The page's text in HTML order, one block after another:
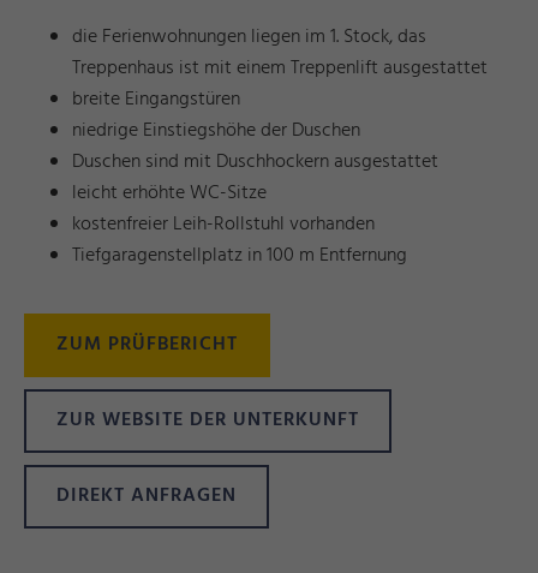
die Ferienwohnungen liegen im 1. Stock, das
Treppenhaus ist mit einem Treppenlift ausgestattet
breite Eingangstüren
niedrige Einstiegshöhe der Duschen
Duschen sind mit Duschhockern ausgestattet
leicht erhöhte WC-Sitze
kostenfreier Leih-Rollstuhl vorhanden
Tiefgaragenstellplatz in 100 m Entfernung
ZUM PRÜFBERICHT
ZUR WEBSITE DER UNTERKUNFT
DIREKT ANFRAGEN